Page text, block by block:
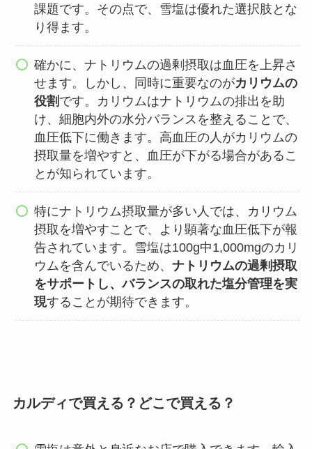
課題です。その点で、雪塩は優れた選択肢とな
り得ます。
確かに、ナトリウムの過剰摂取は血圧を上昇さ
せます。しかし、同時に重要なのがカリウムの
役割 です。カリウムはナトリウムの排出を助
け、細胞内外の水分バランスを整えることで、
血圧低下に働きます。高血圧の人がカリウムの
摂取量を増やすと、血圧が下がる場合があるこ
とが知られています。
特にナトリウム摂取量が多い人では、カリウム
摂取を増やすことで、より顕著な血圧低下が報
告されています。雪塩は100g中1,000mgのカリ
ウムを含んでいるため、ナトリウムの過剰摂取
をサポートし、バランスの取れた塩分管理を実
現することが期待できます。
カルディで買える？どこで買える？